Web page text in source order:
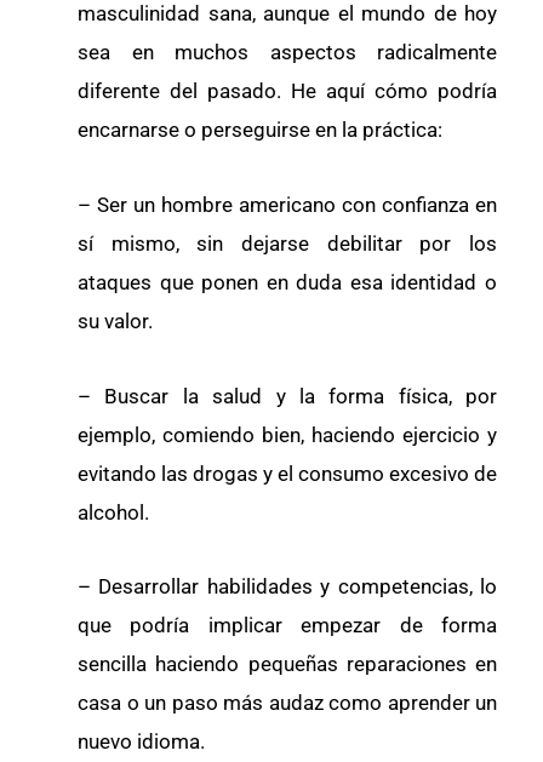
masculinidad sana, aunque el mundo de hoy
sea en muchos aspectos radicalmente
diferente del pasado. He aquí cómo podría
encarnarse o perseguirse en la práctica:
– Ser un hombre americano con confianza en
sí mismo, sin dejarse debilitar por los
ataques que ponen en duda esa identidad o
su valor.
– Buscar la salud y la forma física, por
ejemplo, comiendo bien, haciendo ejercicio y
evitando las drogas y el consumo excesivo de
alcohol.
– Desarrollar habilidades y competencias, lo
que podría implicar empezar de forma
sencilla haciendo pequeñas reparaciones en
casa o un paso más audaz como aprender un
nuevo idioma.